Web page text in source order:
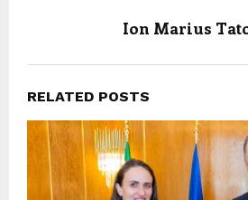
Ion Marius
RELATED POSTS